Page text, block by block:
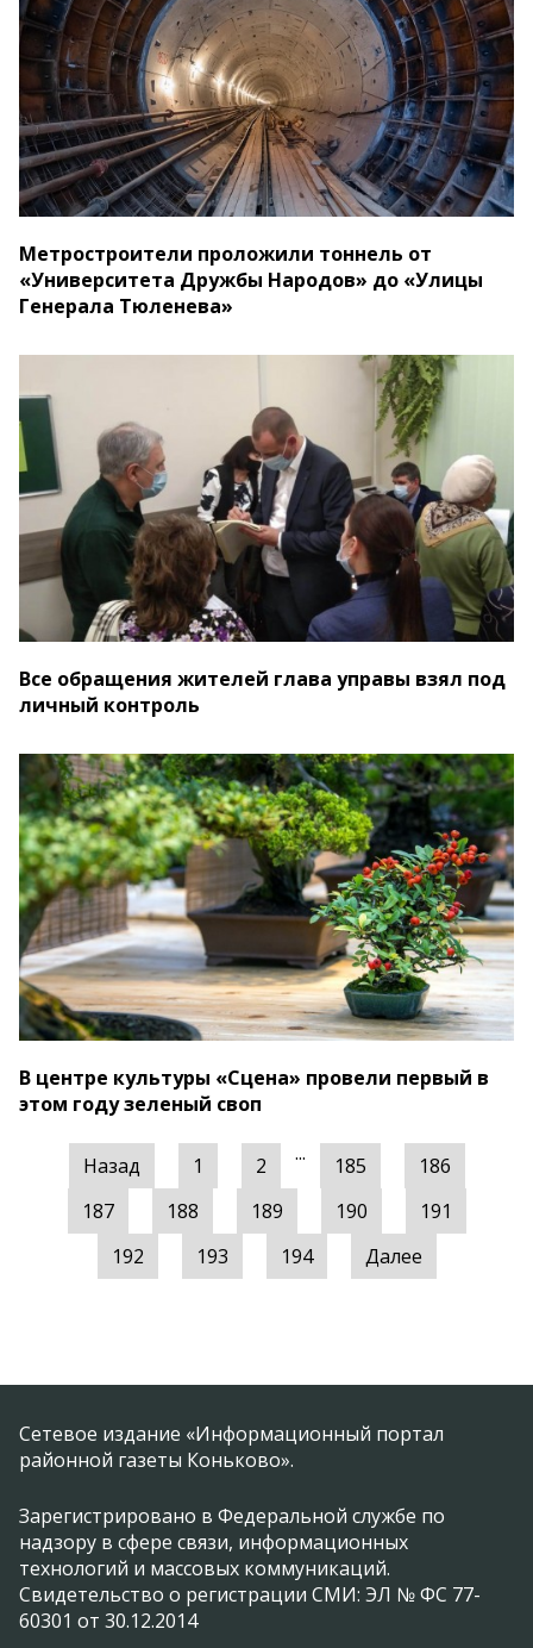
Метростроители проложили тоннель от
«Университета Дружбы Народов» до «Улицы
Генерала Тюленева»
Все обращения жителей глава управы взял под
личный контроль
В центре культуры «Сцена» провели первый в
этом году зеленый своп
Назад 1 2 ... 185
186
187
188 189 190
191
192
193 194 Далее
Сетевое издание «Информационный портал
районной газеты Коньково».
Зарегистрировано в Федеральной службе по
надзору в сфере связи, информационных
технологий и массовых коммуникаций.
Свидетельство о регистрации СМИ: ЭЛ № ФС 77-
60301 от 30.12.2014